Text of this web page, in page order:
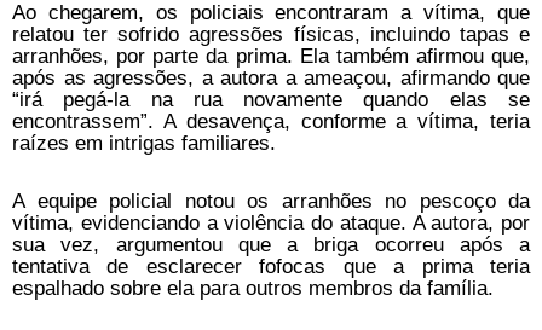
Ao chegarem, os policiais encontraram a vítima, que
relatou ter sofrido agressões físicas, incluindo tapas e
arranhões, por parte da prima. Ela também afirmou que,
após as agressões, a autora a ameaçou, afirmando que
“irá pegá-la na rua novamente quando elas se
encontrassem”. A desavença, conforme a vítima, teria
raízes em intrigas familiares.
A equipe policial notou os arranhões no pescoço da
vítima, evidenciando a violência do ataque. A autora, por
sua vez, argumentou que a briga ocorreu após a
tentativa de esclarecer fofocas que a prima teria
espalhado sobre ela para outros membros da família.